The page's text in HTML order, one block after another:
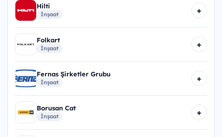
Hilti
İnşaat +
Folkart
İnşaat +
Fernas Şirketler Grubu
İnşaat +
Borusan Cat
İnşaat +